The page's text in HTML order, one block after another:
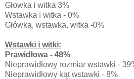
Głowka i witka 3%
Wstawka i witka - 0%
Główka, wstawka, witka -0%
Wstawki i witki:
Prawidłowa - 48%
Nieprawidłowy rozmiar wstawki -
Nieprawidłowy kąt wstawki - 8%